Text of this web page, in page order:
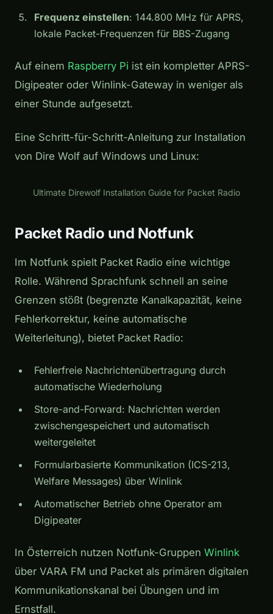
Frequenz einstellen: 144.800 MHz für APRS,
lokale Packet-Frequenzen für BBS-Zugang
Auf einem Raspberry Pi ist ein kompletter APRS-
Digipeater oder Winlink-Gateway in weniger als
einer Stunde aufgesetzt.
Eine Schritt-für-Schritt-Anleitung zur Installation
von Dire Wolf auf Windows und Linux:
Ultimate Direwolf Installation Guide for Packet Radio
Packet Radio und Notfunk
Im Notfunk spielt Packet Radio eine wichtige
Rolle. Während Sprachfunk schnell an seine
Grenzen stößt (begrenzte Kanalkapazität, keine
Fehlerkorrektur, keine automatische
Weiterleitung), bietet Packet Radio:
Fehlerfreie Nachrichtenübertragung durch
automatische Wiederholung
Store-and-Forward: Nachrichten werden
zwischengespeichert und automatisch
weitergeleitet
Formularbasierte Kommunikation (ICS-213,
Welfare Messages) über Winlink
Automatischer Betrieb ohne Operator am
Digipeater
In Österreich nutzen Notfunk-Gruppen Winlink
über VARA FM und Packet als primären digitalen
Kommunikationskanal bei Übungen und im
Ernstfall.